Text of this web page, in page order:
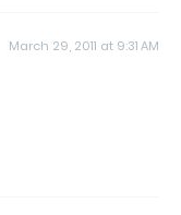
March 29, 2011 at 9:31 AM